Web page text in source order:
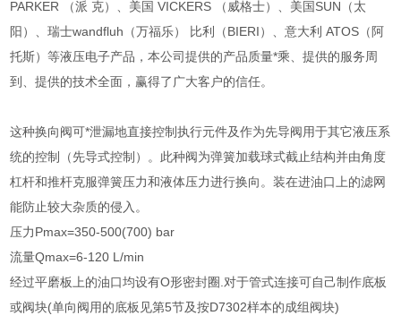
PARKER （派 克）、美国 VICKERS （威格士）、美国SUN（太
阳）、瑞士wandfluh（万福乐） 比利（BIERI）、意大利 ATOS（阿
托斯）等液压电子产品，本公司提供的产品质量*乘、提供的服务周
到、提供的技术全面，赢得了广大客户的信任。
这种换向阀可*泄漏地直接控制执行元件及作为先导阀用于其它液压系
统的控制（先导式控制）。此种阀为弹簧加载球式截止结构并由角度
杠杆和推杆克服弹簧压力和液体压力进行换向。装在进油口上的滤网
能防止较大杂质的侵入。
压力Pmax=350-500(700) bar
流量Qmax=6-120 L/min
经过平磨板上的油口均设有O形密封圈.对于管式连接可自己制作底板
或阀块(单向阀用的底板见第5节及按D7302样本的成组阀块)